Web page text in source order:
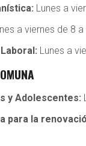
public_html/
Lunes a
a viernes de 8 a
Lunes a
y Adolescentes:
para la